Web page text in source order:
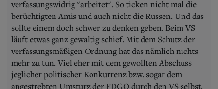
verfassungswidrig "arbeitet". So ticken nicht mal die
berüchtigten Amis und auch nicht die Russen. Und das
sollte einem doch schwer zu denken geben. Beim VS
läuft etwas ganz gewaltig schief. Mit dem Schutz der
verfassungsmäßigen Ordnung hat das nämlich nichts
mehr zu tun. Viel eher mit dem gewollten Abschuss
jeglicher politischer Konkurrenz bzw. sogar dem
angestrebten Umsturz der FDGO durch den VS selbst.